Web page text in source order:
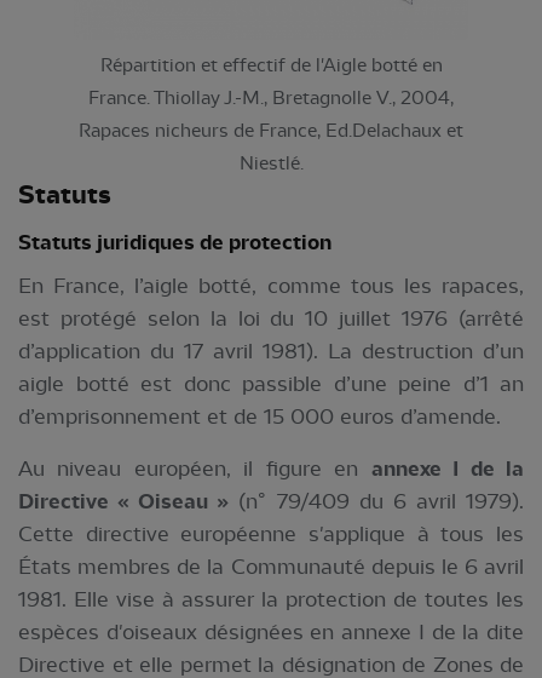
Répartition et effectif de l'Aigle botté en
France. Thiollay J.-M., Bretagnolle V., 2004,
Rapaces nicheurs de France, Ed.Delachaux et
Niestlé.
Statuts
Statuts juridiques de protection
En France, l’aigle botté, comme tous les rapaces,
est protégé selon la loi du 10 juillet 1976 (arrêté
d’application du 17 avril 1981). La destruction d’un
aigle botté est donc passible d’une peine d’1 an
d’emprisonnement et de 15 000 euros d’amende.
Au niveau européen, il figure en annexe I de la
Directive « Oiseau » (n° 79/409 du 6 avril 1979).
Cette directive européenne s'applique à tous les
États membres de la Communauté depuis le 6 avril
1981. Elle vise à assurer la protection de toutes les
espèces d'oiseaux désignées en annexe I de la dite
Directive et elle permet la désignation de Zones de